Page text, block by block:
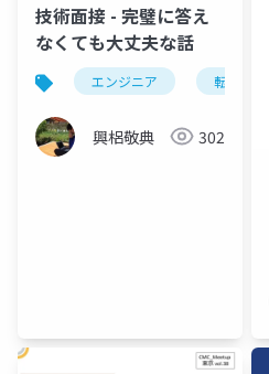
技術面接 - 完璧に答え
なくても大丈夫な話
エンジニア 転職
興梠敬典 302